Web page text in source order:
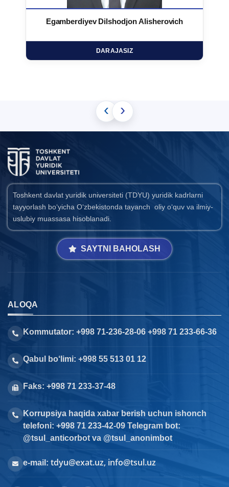
Egamberdiyev Dilshodjon Alisherovich
DARAJASIZ
‹ ›
Toshkent davlat yuridik universiteti (TDYU) yuridik kadrlarni
tayyorlash bo‘yicha O‘zbekistonda tayanch oliy o‘quv va ilmiy-
uslubiy muassasa hisoblanadi.
SAYTNI BAHOLASH
ALOQA
Kommutator: +998 71-236-28-06 +998 71 233-66-36
Qabul bo‘limi: +998 55 513 01 12
Faks: +998 71 233-37-48
Korrupsiya haqida xabar berish uchun ishonch
telefoni: +998 71 233-42-09 Telegram bot:
@tsul_anticorbot va @tsul_anonimbot
e-mail: tdyu@exat.uz, info@tsul.uz